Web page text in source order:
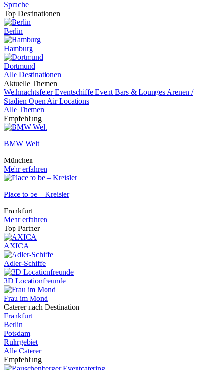
Sprache
Top Destinationen
Berlin
Hamburg
Dortmund
Alle Destinationen
Aktuelle Themen
WeihnachtsfeierEventschiffe Event Bars & Lounges Arenen /
Stadien Open Air Locations
Alle Themen
Empfehlung
BMW Welt
München
Mehr erfahren
Place to be – Kreisler
Frankfurt
Mehr erfahren
Top Partner
AXICA
Adler-Schiffe
3D Locationfreunde
Frau im Mond
Caterer nach Destination
Frankfurt
Berlin
Potsdam
Ruhrgebiet
Alle Caterer
Empfehlung